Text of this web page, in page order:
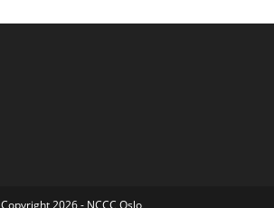
Copyright 2026 - NCCC Oslo